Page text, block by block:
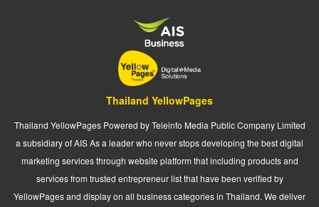
Thailand YellowPages
Thailand YellowPages Powered by Teleinfo Media Public Company Limited
a subsidiary of AIS As a leader who never stops developing the best digital
marketing services through website platform that including products and
services from trusted entrepreneur list that have been verified by
YellowPages and display on all business categories in Thailand. We deliver